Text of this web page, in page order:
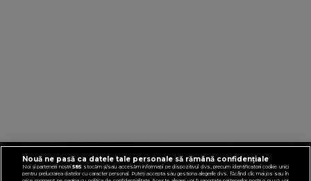
VIRGINRADIO.COM
Nouă ne pasă ca datele tale personale să rămână confidențiale
Noi și partenerii noștri585 stocăm și/sau accesăm informații pe dispozitivul dvs., precum identificatorii cookie unici
pentru prelucrarea datelor cu caracter personal. Puteți accepta sau gestiona alegerile dvs. făcând clic mai jos sau în